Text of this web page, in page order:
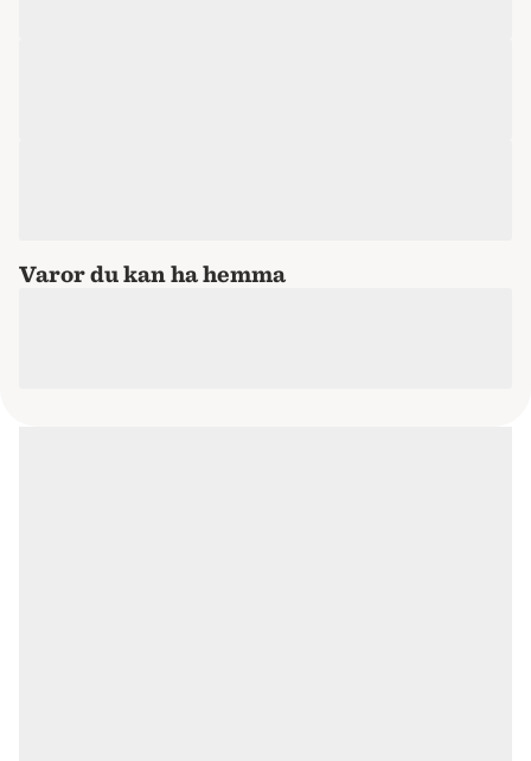
Varor du kan ha hemma